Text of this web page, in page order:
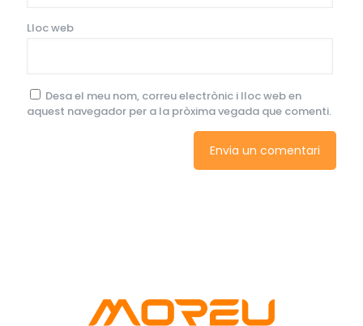
Lloc web
Desa el meu nom, correu electrònic i lloc web en
aquest navegador per a la pròxima vegada que comenti.